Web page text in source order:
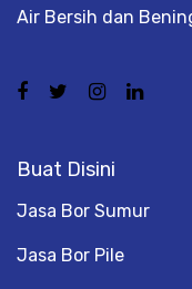
Air Bersih dan
Buat Disini
Jasa Bor Sumur
Jasa Bor Pile